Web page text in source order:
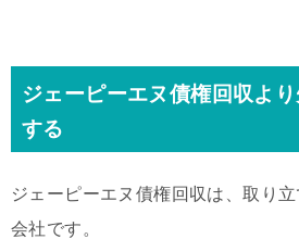
ジェーピーエヌ債権回収よ
する
ジェーピーエヌ債権回収は、取り
会社です。